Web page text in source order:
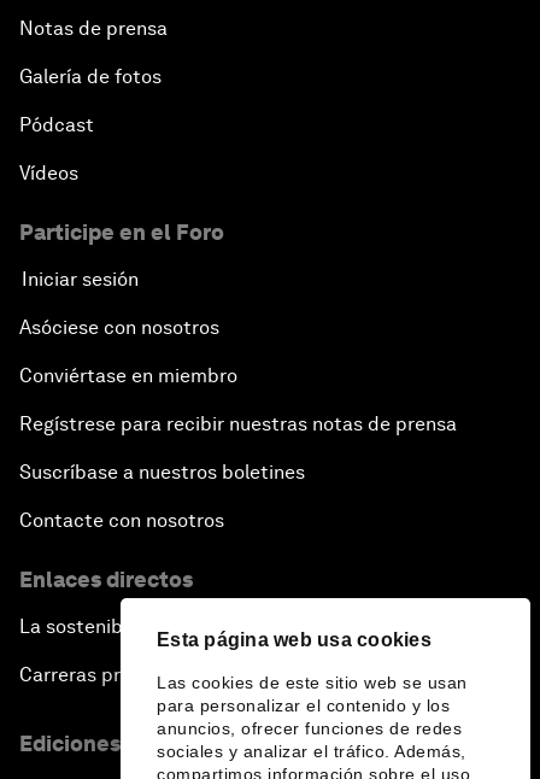
Esta página web usa cookies
Las cookies de este sitio web se usan
para personalizar el contenido y los
anuncios, ofrecer funciones de redes
sociales y analizar el tráfico. Además,
compartimos información sobre el uso
Notas de prensa
Galería de fotos
Pódcast
Vídeos
Participe en el Foro
Iniciar sesión
Asóciese con nosotros
Conviértase en miembro
Regístrese para recibir nuestras notas de prensa
Suscríbase a nuestros boletines
Contacte con nosotros
Enlaces directos
La sostenibilidad en el Foro
Carreras profesionales
Ediciones en otros idiomas